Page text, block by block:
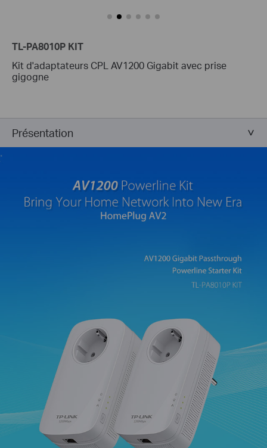
TL-PA8010P KIT
Kit d'adaptateurs CPL AV1200 Gigabit avec prise
gigogne
Présentation